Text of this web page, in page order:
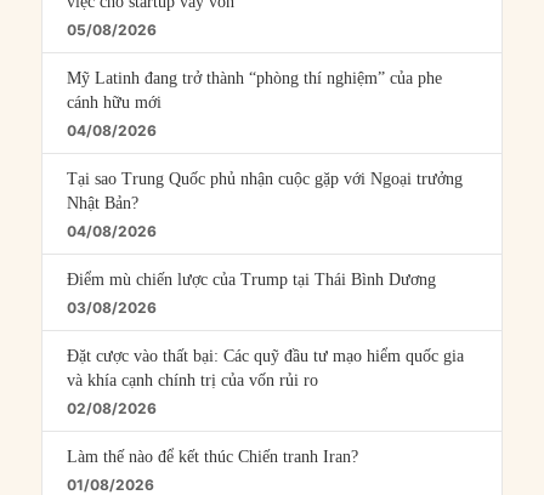
05/08/2026
Mỹ Latinh đang trở thành “phòng thí nghiệm” của phe
cánh hữu mới
04/08/2026
Tại sao Trung Quốc phủ nhận cuộc gặp với Ngoại trưởng
Nhật Bản?
04/08/2026
Điểm mù chiến lược của Trump tại Thái Bình Dương
03/08/2026
Đặt cược vào thất bại: Các quỹ đầu tư mạo hiểm quốc gia
và khía cạnh chính trị của vốn rủi ro
02/08/2026
Làm thế nào để kết thúc Chiến tranh Iran?
01/08/2026